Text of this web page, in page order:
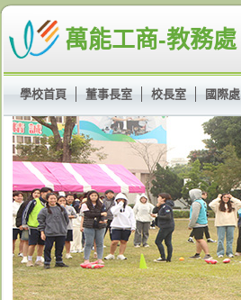
萬能工商-教務處
學校首頁 董事長室 校長室 國際處